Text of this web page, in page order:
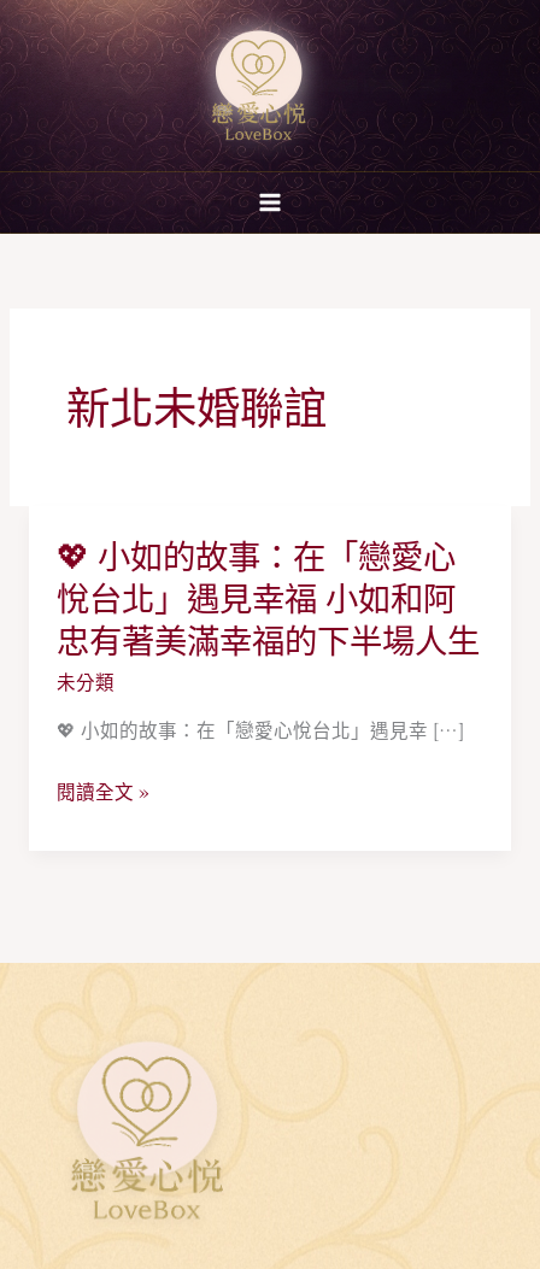
跳
至
主
要
內
新北未婚聯誼
💖 小如的故事：在「戀愛心
悅台北」遇見幸福 小如和阿
忠有著美滿幸福的下半場人生
未分類
💖 小如的故事：在「戀愛心悅台北」遇見幸 […]
💖
小
如
的
故
事：
「戀
如
和
閱讀全文 »